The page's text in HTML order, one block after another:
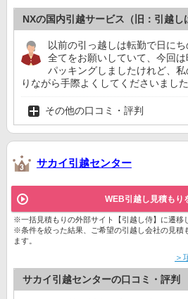
NXの国内引越サービス（旧：引越し
以前の引っ越しは転勤で日に
全てをお願いしていて、今回
パッキングしましたけれど、
りながら手際よくしてくださいまし
その他の口コミ・評判
サカイ引越センター
WEB引越し見積もり
※一括見積もりの外部サイト【引越し侍】に遷移
※条件を絞った結果、ご希望の引越し会社の見積
ます。
＞
サカイ引越センターの口コミ・評判